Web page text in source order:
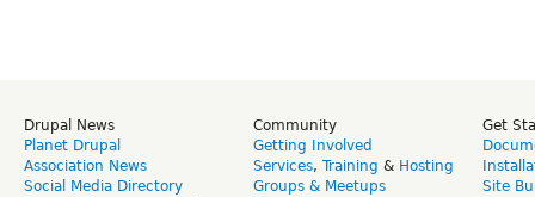
Drupal News
Planet Drupal
Association News
Social Media Directory
Community
Getting Involved
Services, Training & Hosting
Groups & Meetups
Get
Site